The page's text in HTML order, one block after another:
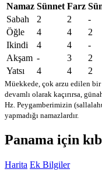
Namaz Sünnet Farz
Sabah
2 2 -
Öğle
4 4 2
Ikindi
4 4 -
Akşam - 3 2
Yatsı
4 4 2
Müekkede, çok arzu edilen
devamlı olarak kaçırırsa,
Hz. Peygamberimizin
yapmadığı namazlardır.
Panama için
Harita Ek Bilgiler